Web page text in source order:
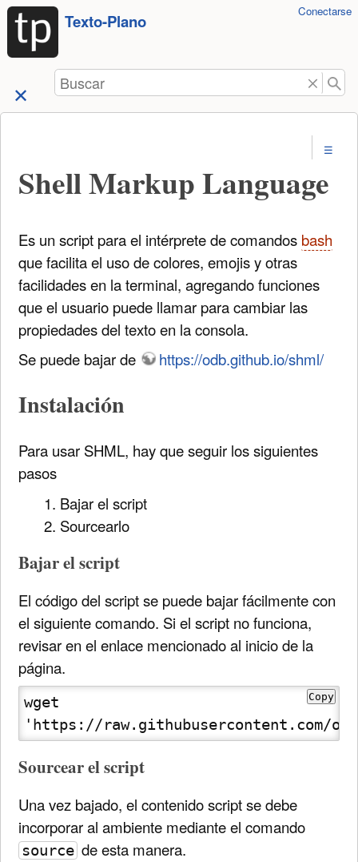
Saltar a
contenido
Texto-Plano
HerramientasConectarse
Buscar
Shell Markup Language
Es un script para el intérprete de comandos bash
que facilita el uso de colores, emojis y otras
facilidades en la terminal, agregando funciones
que el usuario puede llamar para cambiar las
propiedades del texto en la consola.
Se puede bajar de
https://odb.github.io/shml/
Instalación
Para usar SHML, hay que seguir los siguientes
pasos
Bajar el script
Sourcearlo
Bajar el script
El código del script se puede bajar fácilmente con
el siguiente comando. Si el script no funciona,
revisar en el enlace mencionado al inicio de la
página.
wget
'https://raw.githubusercontent.com/
Copy
Sourcear el script
Una vez bajado, el contenido script se debe
incorporar al ambiente mediante el comando
sourcede esta manera.